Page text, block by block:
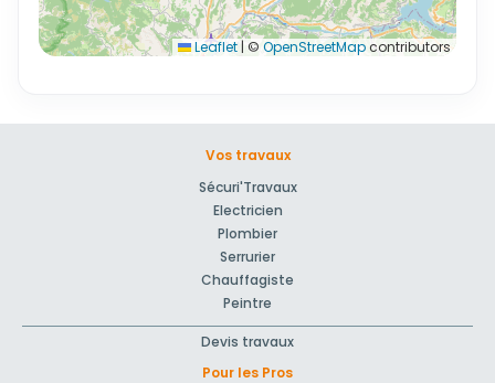
Leaflet | © OpenStreetMapcontributors
Vos travaux
Sécuri'Travaux
Electricien
Plombier
Serrurier
Chauffagiste
Peintre
Devis travaux
Pour les Pros